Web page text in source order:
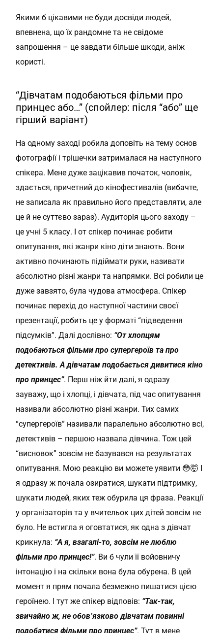
Якими б цікавими не буди досвіди людей,
впевнена, що їх рандомне та не свідоме
запрошення – це завдати більше шкоди, аніж
користі.
“Дівчатам подобаються фільми про
принцес або…” (спойлер: після “або” ще
гірший варіант)
На одному заході робила доповіть на тему основ
фотографії і трішечки затрималася на наступного
спікера. Мене дуже зацікавив початок, чоловік,
здається, причетний до кінофестивалів (вибачте,
не записала як правильно його представляти, але
це й не суттєво зараз). Аудиторія цього заходу –
це учні 5 класу. І от спікер починає робити
опитування, які жанри кіно діти знають. Вони
активно починають підіймати руки, називати
абсолютно різні жанри та напрямки. Всі робили це
дуже завзято, була чудова атмосфера. Спікер
починає перехід до наступної частини своєї
презентації, робить це у форматі “підведення
підсумків”. Далі дослівно: “От хлопцям
подобаються фільми про супергероїв та про
детективів. А дівчатам подобається дивитися кіно
про принцес”. Перш ніж йти далі, я одразу
зауважу, що і хлопці, і дівчата, під час опитування
називали абсолютно різні жанри. Тих самих
“супергероїв” називали паралельно абсолютно всі,
детективів – першою назвала дівчина. Тож цей
“висновок” зовсім не базувався на результатах
опитування. Мою реакцію ви можете уявити 😳🤯 І
я одразу ж почала озиратися, шукати підтримку,
шукати людей, яких теж обурила ця фраза. Реакції
у організаторів та у вчительок цих дітей зовсім не
було. Не встигла я оговтатися, як одна з дівчат
крикнула: “А я, взагалі-то, зовсім не люблю
фільми про принцес!”. Ви б чули її войовничу
інтонацію і на скільки вона була обурена. В цей
момент я прям почала безмежно пишатися цією
героїнею. І тут же спікер відповів: “Так-так,
звичайно ж, не обов’язково дівчатам повинні
подобатися фільми про принцес”. Тут в мене